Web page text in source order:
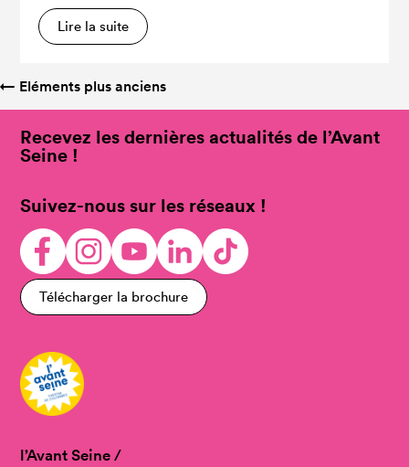
Lire la suite
← Eléments plus anciens
Recevez les dernières actualités de l’Avant
Seine !
Suivez-nous sur les réseaux !
Télécharger la brochure
l’Avant Seine /